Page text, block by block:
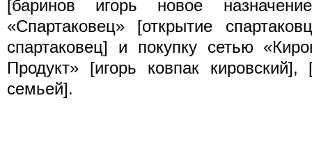
[баринов игорь новое
«Спартаковец» [открытие
спартаковец] и покупку сетью
Продукт» [игорь ковпак
семьей].